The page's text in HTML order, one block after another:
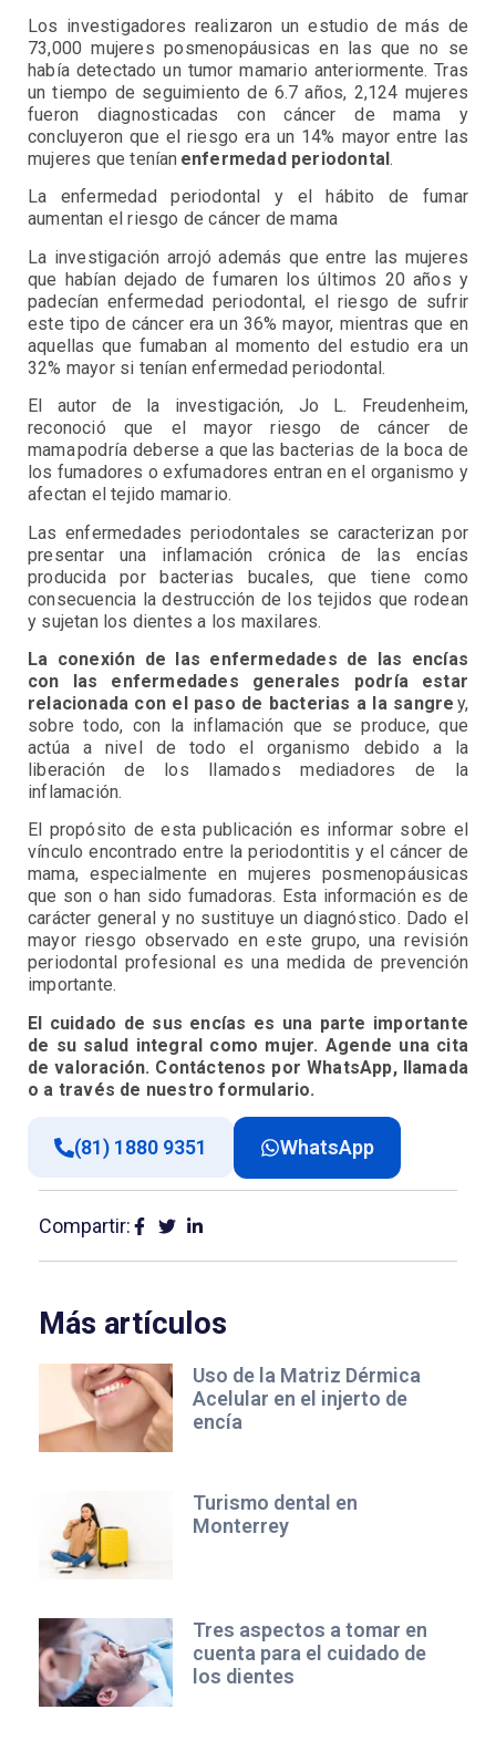
Los investigadores realizaron un estudio de más de
73,000 mujeres posmenopáusicas en las que no se
había detectado un tumor mamario anteriormente. Tras
un tiempo de seguimiento de 6.7 años, 2,124 mujeres
fueron diagnosticadas con cáncer de mama y
concluyeron que el riesgo era un 14% mayor entre las
mujeres que tenían enfermedad periodontal.
La enfermedad periodontal y el hábito de fumar
aumentan el riesgo de cáncer de mama
La investigación arrojó además que entre las mujeres
que habían dejado de fumaren los últimos 20 años y
padecían enfermedad periodontal, el riesgo de sufrir
este tipo de cáncer era un 36% mayor, mientras que en
aquellas que fumaban al momento del estudio era un
32% mayor si tenían enfermedad periodontal.
El autor de la investigación, Jo L. Freudenheim,
reconoció que el mayor riesgo de cáncer de
mama podría deberse a que las bacterias de la boca de
los fumadores o exfumadores entran en el organismo y
afectan el tejido mamario.
Las enfermedades periodontales se caracterizan por
presentar una inflamación crónica de las encías
producida por bacterias bucales, que tiene como
consecuencia la destrucción de los tejidos que rodean
y sujetan los dientes a los maxilares.
La conexión de las enfermedades de las encías
con las enfermedades generales podría estar
relacionada con el paso de bacterias a la sangre y,
sobre todo, con la inflamación que se produce, que
actúa a nivel de todo el organismo debido a la
liberación de los llamados mediadores de la
inflamación.
El propósito de esta publicación es informar sobre el
vínculo encontrado entre la periodontitis y el cáncer de
mama, especialmente en mujeres posmenopáusicas
que son o han sido fumadoras. Esta información es de
carácter general y no sustituye un diagnóstico. Dado el
mayor riesgo observado en este grupo, una revisión
periodontal profesional es una medida de prevención
importante.
El cuidado de sus encías es una parte importante
de su salud integral como mujer. Agende una cita
de valoración. Contáctenos por WhatsApp, llamada
o a través de nuestro formulario.
(81) 1880 9351 WhatsApp
Compartir:
Más artículos
Uso de la Matriz Dérmica
Acelular en el injerto de
encía
Turismo dental en
Monterrey
Tres aspectos a tomar en
cuenta para el cuidado de
los dientes